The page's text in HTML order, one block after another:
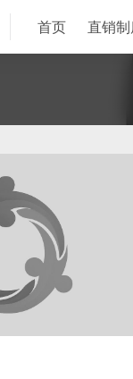
首页 直销